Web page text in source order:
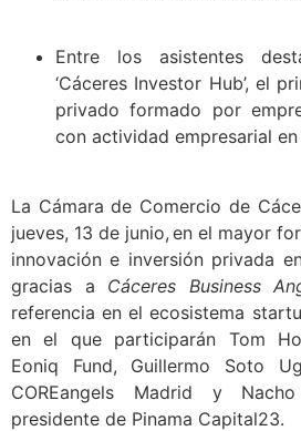
Entre los asistentes
‘Cáceres Investor Hub’, el
privado formado por
con actividad empresarial
La Cámara de Comercio de
jueves, 13 de junio, en el mayor
innovación e inversión privada
gracias a Cáceres Business
referencia en el ecosistema
en el que participarán Tom
Eoniq Fund, Guillermo Soto
COREangels Madrid y
presidente de Pinama Capital23.